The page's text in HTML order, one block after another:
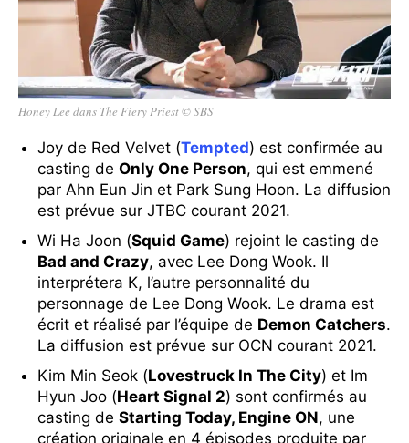
Honey Lee dans The Fiery Priest © SBS
Joy de Red Velvet (Tempted) est confirmée au
casting de Only One Person, qui est emmené
par Ahn Eun Jin et Park Sung Hoon. La diffusion
est prévue sur JTBC courant 2021.
Wi Ha Joon (Squid Game) rejoint le casting de
Bad and Crazy, avec Lee Dong Wook. Il
interprétera K, l’autre personnalité du
personnage de Lee Dong Wook. Le drama est
écrit et réalisé par l’équipe de Demon Catchers.
La diffusion est prévue sur OCN courant 2021.
Kim Min Seok (Lovestruck In The City) et Im
Hyun Joo (Heart Signal 2) sont confirmés au
casting de Starting Today, Engine ON, une
création originale en 4 épisodes produite par